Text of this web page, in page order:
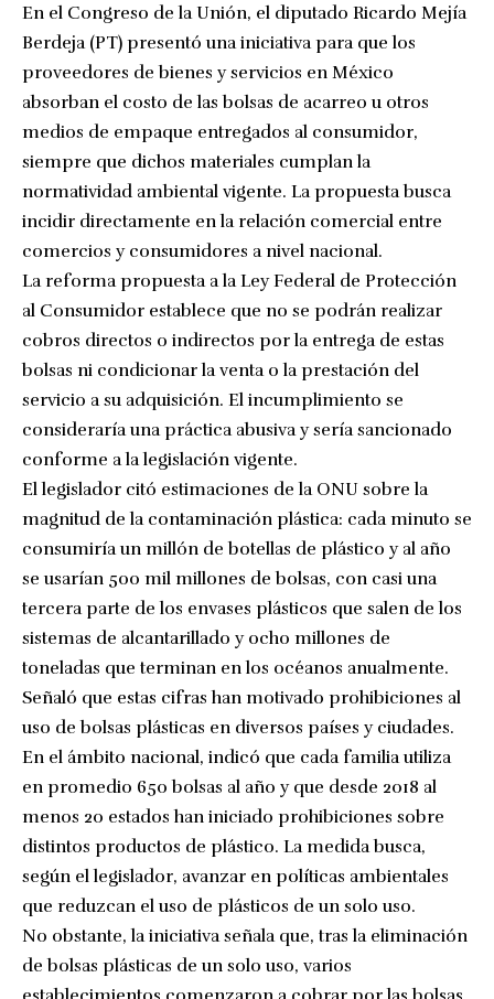
En el Congreso de la Unión, el diputado Ricardo Mejía
Berdeja (PT) presentó una iniciativa para que los
proveedores de bienes y servicios en México
absorban el costo de las bolsas de acarreo u otros
medios de empaque entregados al consumidor,
siempre que dichos materiales cumplan la
normatividad ambiental vigente. La propuesta busca
incidir directamente en la relación comercial entre
comercios y consumidores a nivel nacional.
La reforma propuesta a la Ley Federal de Protección
al Consumidor establece que no se podrán realizar
cobros directos o indirectos por la entrega de estas
bolsas ni condicionar la venta o la prestación del
servicio a su adquisición. El incumplimiento se
consideraría una práctica abusiva y sería sancionado
conforme a la legislación vigente.
El legislador citó estimaciones de la ONU sobre la
magnitud de la contaminación plástica: cada minuto se
consumiría un millón de botellas de plástico y al año
se usarían 500 mil millones de bolsas, con casi una
tercera parte de los envases plásticos que salen de los
sistemas de alcantarillado y ocho millones de
toneladas que terminan en los océanos anualmente.
Señaló que estas cifras han motivado prohibiciones al
uso de bolsas plásticas en diversos países y ciudades.
En el ámbito nacional, indicó que cada familia utiliza
en promedio 650 bolsas al año y que desde 2018 al
menos 20 estados han iniciado prohibiciones sobre
distintos productos de plástico. La medida busca,
según el legislador, avanzar en políticas ambientales
que reduzcan el uso de plásticos de un solo uso.
No obstante, la iniciativa señala que, tras la eliminación
de bolsas plásticas de un solo uso, varios